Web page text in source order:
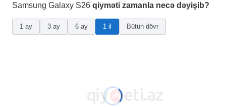
Samsung Galaxy S26 qiyməti zamanla necə dəyişib?
1 ay 3 ay 6 ay 1 il Bütün dövr